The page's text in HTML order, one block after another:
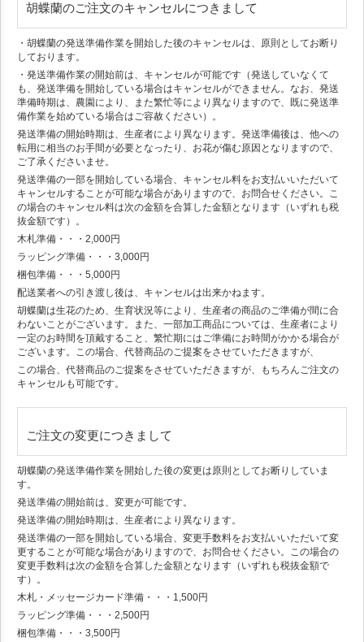
胡蝶蘭のご注文のキャンセルにつきまして
・胡蝶蘭の発送準備作業を開始した後のキャンセルは、原則としてお断り
しております。
・発送準備作業の開始前は、キャンセルが可能です（発送していなくて
も、発送準備を開始している場合はキャンセルができません。なお、発送
準備時期は、農園により、また繁忙等により異なりますので、既に発送準
備作業を始めている場合はご容赦ください）。
発送準備の開始時期は、生産者により異なります。発送準備後は、他への
転用に相当のお手間が必要となったり、お花が傷む原因となりますので、
ご了承くださいませ。
発送準備の一部を開始している場合、キャンセル料をお支払いいただいて
キャンセルすることが可能な場合がありますので、お問合せください。こ
の場合のキャンセル料は次の金額を合算した金額となります（いずれも税
抜金額です）。
木札準備・・・2,000円
ラッピング準備・・・3,000円
梱包準備・・・5,000円
配送業者への引き渡し後は、キャンセルは出来かねます。
胡蝶蘭は生花のため、生育状況等により、生産者の商品のご準備が間に合
わないことがございます。また、一部加工商品については、生産者により
一定のお時間を頂戴すること、繁忙期にはご準備にお時間がかかる場合が
ございます。この場合、代替商品のご提案をさせていただきますが、
この場合、代替商品のご提案をさせていただきますが、もちろんご注文の
キャンセルも可能です。
ご注文の変更につきまして
胡蝶蘭の発送準備作業を開始した後の変更は原則としてお断りしていま
す。
発送準備の開始前は、変更が可能です。
発送準備の開始時期は、生産者により異なります。
発送準備の一部を開始している場合、変更手数料をお支払いいただいて変
更することが可能な場合がありますので、お問合せください。この場合の
変更手数料は次の金額を合算した金額となります（いずれも税抜金額で
す）。
木札・メッセージカード準備・・・1,500円
ラッピング準備・・・2,500円
梱包準備・・・3,500円